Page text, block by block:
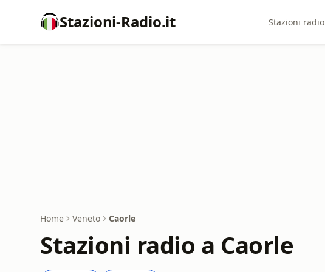
Stazioni-Radio.it Stazioni radio
Home Veneto Caorle
Stazioni radio a Caorle